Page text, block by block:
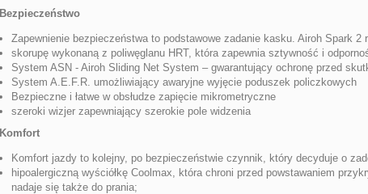
Bezpieczeństwo
Zapewnienie bezpieczeństwa to podstawowe zadanie kasku. Airoh Spark 2
skorupę wykonaną z poliwęglanu HRT, która zapewnia sztywność i
System ASN - Airoh Sliding Net System – gwarantujący ochronę przed
System A.E.F.R. umożliwiający awaryjne wyjęcie poduszek policzkowych
Bezpieczne i łatwe w obsłudze zapięcie mikrometryczne
szeroki wizjer zapewniający szerokie pole widzenia
Komfort
Komfort jazdy to kolejny, po bezpieczeństwie czynnik, który decyduje o
hipoalergiczną wyściółkę Coolmax, która chroni przed powstawaniem
nadaje się także do prania;